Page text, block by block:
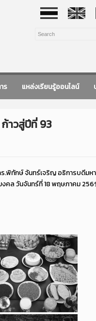
ร แหล่งเรียนรู้ออนไลน์
าวสู่ปีที่ 93
พิทักษ์ จันทร์เจริญ อธิการบดีมห
คล วันจันทร์ที่ 18 พฤษภาคม